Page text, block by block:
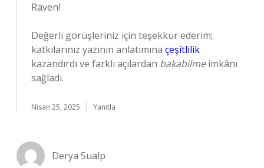
Raven!
Değerli görüşleriniz için teşekkür ederim;
katkılarınız yazının anlatımına çeşitlilik
kazandırdı ve farklı açılardan bakabilmeimkânı
sağladı.
Nisan 25, 2025 Yanıtla
Derya Sualp